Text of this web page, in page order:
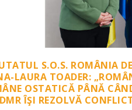
S.O.S. ROMÂNIA
LAURA TOADER:
OSTATICĂ PÂNĂ
ÎŞI REZOLVĂ